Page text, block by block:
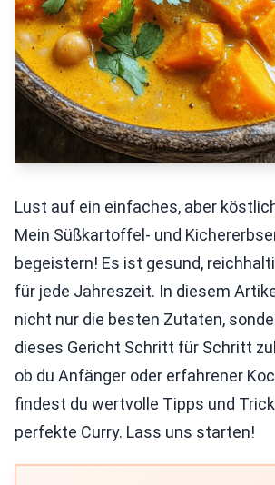
Lust auf ein einfaches, aber
Mein Süßkartoffel- und
begeistern! Es ist gesund,
für jede Jahreszeit. In diesem
nicht nur die besten Zutaten,
dieses Gericht Schritt für Schritt
ob du Anfänger oder erfahrener
findest du wertvolle Tipps und
perfekte Curry. Lass uns starten!